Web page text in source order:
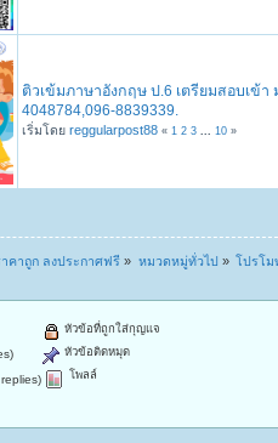
ติวเข้มภาษาอังกฤษ ป.6 เตรียมสอบเข้
4048784,096-8839339.
เริ่มโดยreggularpost88 « 1 2 3 10 »
คาถูก ลงประกาศฟรี » หมวดหมู่ทั่วไป » โปรโม
หัวข้อที่ถูกใส่กุญแจ
หัวข้อติดหมุด
โพลล์